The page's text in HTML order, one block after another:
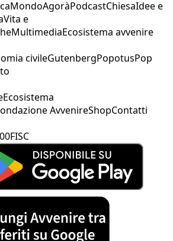
MondoAgoràPodcastChiesaIdee e
Vita e
MultimediaEcosistema avvenire
civileGutenbergPopotusPop
Ecosistema
AvvenireShopContatti
FISC